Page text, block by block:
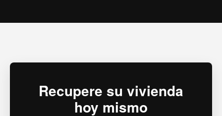
Recupere su vivienda
hoy mismo